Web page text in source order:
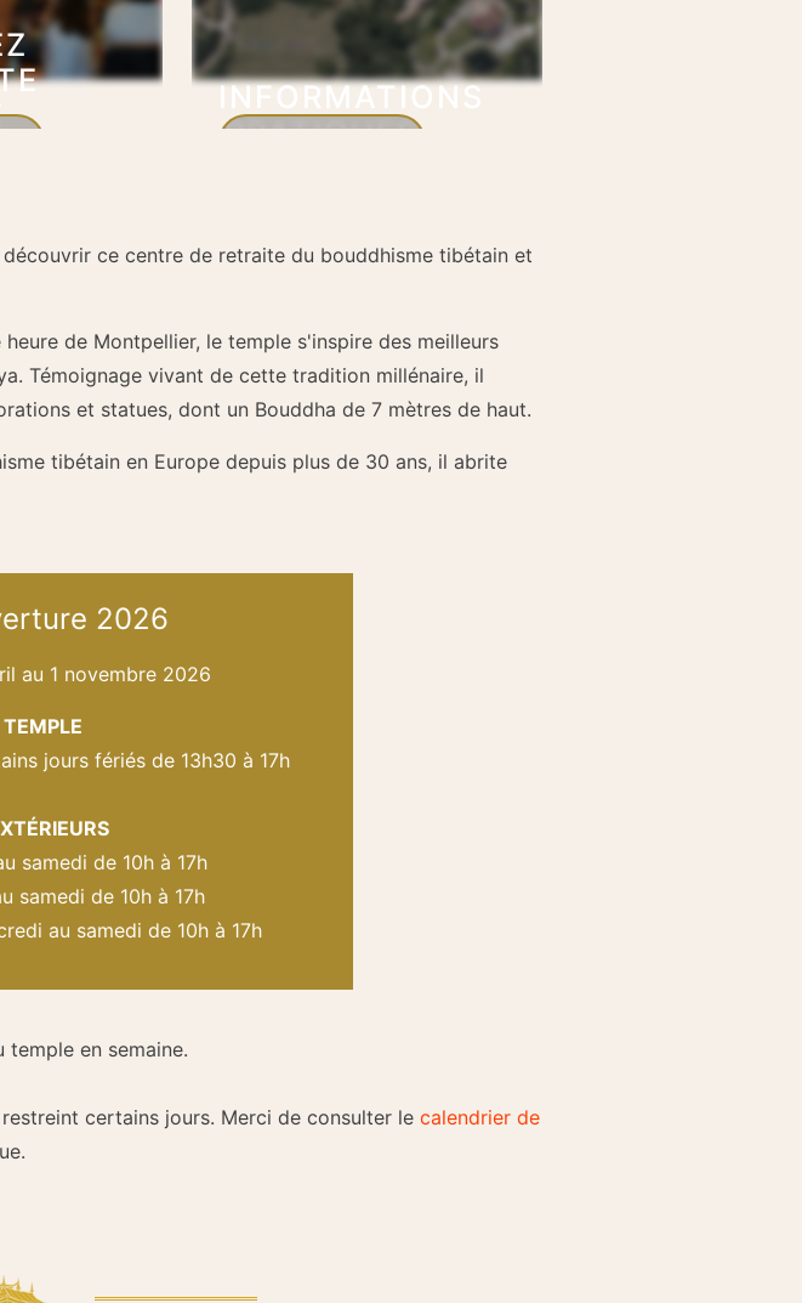
INFORMATIONS
PRATIQUES
ce centre de retraite du bouddhisme tibétain et
de Montpellier, le temple s'inspire des meilleurs
Témoignage vivant de cette tradition millénaire, il
et statues, dont un Bouddha de 7 mètres de haut.
tibétain en Europe depuis plus de 30 ans, il abrite
2026
au 1 novembre 2026
jours fériés de 13h30 à 17h
samedi de 10h à 17h
samedi de 10h à 17h
au samedi de 10h à 17h
temple en semaine.
certains jours. Merci de consulter le calendrier de